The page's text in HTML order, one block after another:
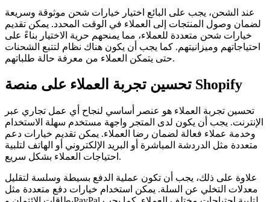
عند الشحن، يجب على البائع اختيار خيارات شحن موثوقة وسريعة
لضمان وصول المنتجات إلى العملاء في الوقت المحدد. يمكن تقديم
خيارات شحن متعددة للعملاء، مما يمنحهم حرية الاختيار بناءً على
احتياجاتهم وميزانيتهم. كما يجب أن يكون هناك نظام لتتبع الشحنات
حتى يتمكن العملاء من معرفة حالة طلباتهم.
تحسين تجربة العملاء على منصة Shopify
تحسين تجربة العملاء هو عنصر أساسي لنجاح أي عمل تجاري عبر
الإنترنت. يجب أن يكون لدى المتجر واجهة مستخدم سهلة الاستخدام
وخدمة عملاء فعالة لضمان رضا العملاء. يمكن تقديم خيارات دعم
متعددة مثل الدردشة المباشرة أو البريد الإلكتروني أو الهاتف لتلبية
احتياجات العملاء بشكل سريع.
علاوة على ذلك، يجب أن تكون عملية الدفع بسيطة وسلسة لتقليل
معدلات التخلي عن السلة. يمكن استخدام خيارات دفع متعددة مثل